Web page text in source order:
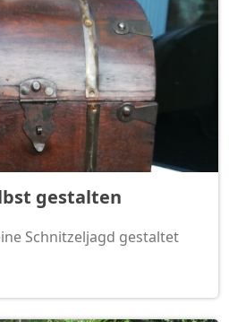
gestalten
Schnitzeljagd gestaltet